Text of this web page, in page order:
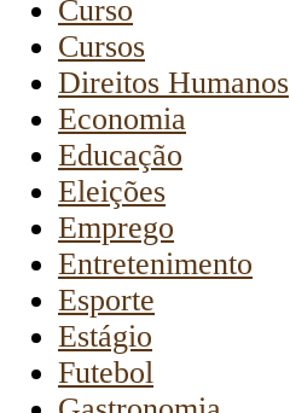
Curso
Cursos
Direitos Humanos
Economia
Educação
Eleições
Emprego
Entretenimento
Esporte
Estágio
Futebol